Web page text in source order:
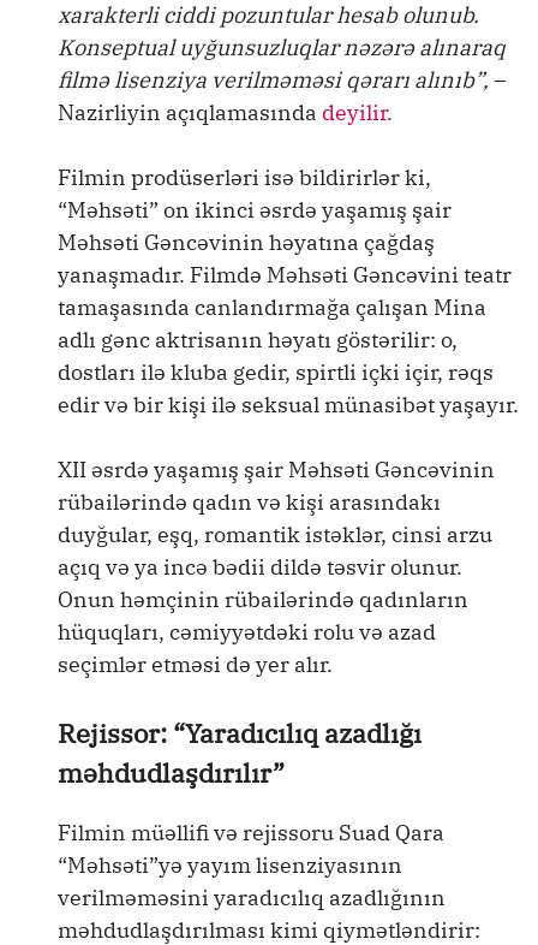
xarakterli ciddi pozuntular hesab olunub.
Konseptual uyğunsuzluqlar nəzərə alınaraq
filmə lisenziya verilməməsi qərarı alınıb”, –
Nazirliyin açıqlamasında deyilir.
Filmin prodüserləri isə bildirirlər ki,
“Məhsəti” on ikinci əsrdə yaşamış şair
Məhsəti Gəncəvinin həyatına çağdaş
yanaşmadır. Filmdə Məhsəti Gəncəvini teatr
tamaşasında canlandırmağa çalışan Mina
adlı gənc aktrisanın həyatı göstərilir: o,
dostları ilə kluba gedir, spirtli içki içir, rəqs
edir və bir kişi ilə seksual münasibət yaşayır.
XII əsrdə yaşamış şair Məhsəti Gəncəvinin
rübailərində qadın və kişi arasındakı
duyğular, eşq, romantik istəklər, cinsi arzu
açıq və ya incə bədii dildə təsvir olunur.
Onun həmçinin rübailərində qadınların
hüquqları, cəmiyyətdəki rolu və azad
seçimlər etməsi də yer alır.
Rejissor: “Yaradıcılıq azadlığı
məhdudlaşdırılır”
Filmin müəllifi və rejissoru Suad Qara
“Məhsəti”yə yayım lisenziyasının
verilməməsini yaradıcılıq azadlığının
məhdudlaşdırılması kimi qiymətləndirir: